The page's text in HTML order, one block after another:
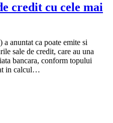
credit cu cele mai
anuntat ca poate emite si
sale de credit, care au una
bancara, conform topului
in calcul…